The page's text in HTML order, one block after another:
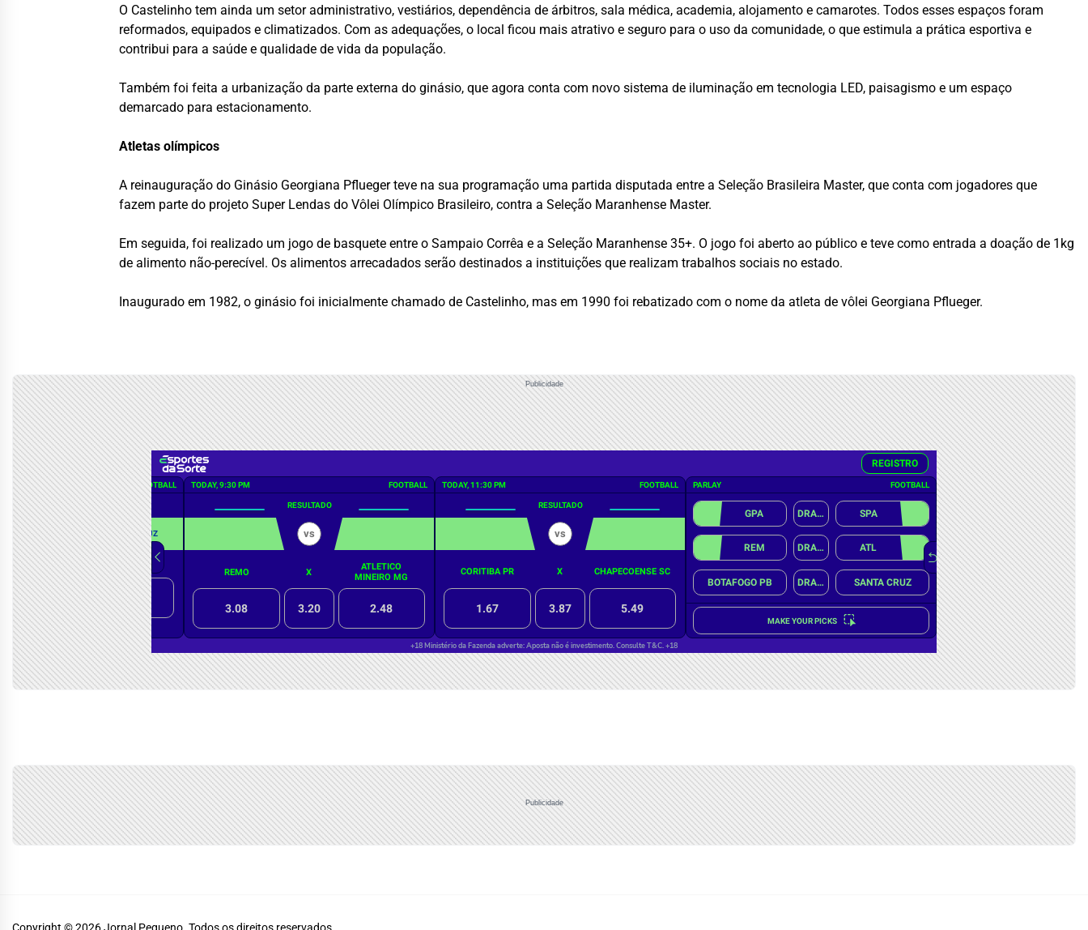
O Castelinho tem ainda um setor administrativo, vestiários, dependência de árbitros, sala médica, academia, alojamento e camarotes. Todos esses espaços foram
reformados, equipados e climatizados. Com as adequações, o local ficou mais atrativo e seguro para o uso da comunidade, o que estimula a prática esportiva e
contribui para a saúde e qualidade de vida da população.
Também foi feita a urbanização da parte externa do ginásio, que agora conta com novo sistema de iluminação em tecnologia LED, paisagismo e um espaço
demarcado para estacionamento.
Atletas olímpicos
A reinauguração do Ginásio Georgiana Pflueger teve na sua programação uma partida disputada entre a Seleção Brasileira Master, que conta com jogadores que
fazem parte do projeto Super Lendas do Vôlei Olímpico Brasileiro, contra a Seleção Maranhense Master.
Em seguida, foi realizado um jogo de basquete entre o Sampaio Corrêa e a Seleção Maranhense 35+. O jogo foi aberto ao público e teve como entrada a doação de 1kg
de alimento não-perecível. Os alimentos arrecadados serão destinados a instituições que realizam trabalhos sociais no estado.
Inaugurado em 1982, o ginásio foi inicialmente chamado de Castelinho, mas em 1990 foi rebatizado com o nome da atleta de vôlei Georgiana Pflueger.
Publicidade
Publicidade